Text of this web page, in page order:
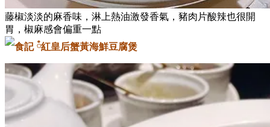
藤椒淡淡的麻香味，淋上熱油激發香氣，豬肉片酸辣也很開
胃，椒麻感會偏重一點
蟹黃海鮮豆腐煲